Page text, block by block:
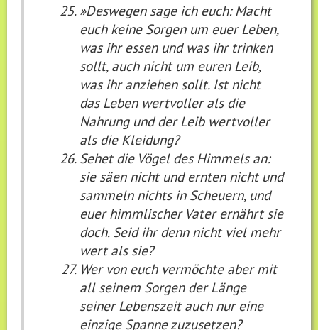
»Deswegen sage ich euch: Macht
euch keine Sorgen um euer Leben,
was ihr essen und was ihr trinken
sollt, auch nicht um euren Leib,
was ihr anziehen sollt. Ist nicht
das Leben wertvoller als die
Nahrung und der Leib wertvoller
als die Kleidung?
Sehet die Vögel des Himmels an:
sie säen nicht und ernten nicht und
sammeln nichts in Scheuern, und
euer himmlischer Vater ernährt sie
doch. Seid ihr denn nicht viel mehr
wert als sie?
Wer von euch vermöchte aber mit
all seinem Sorgen der Länge
seiner Lebenszeit auch nur eine
einzige Spanne zuzusetzen?